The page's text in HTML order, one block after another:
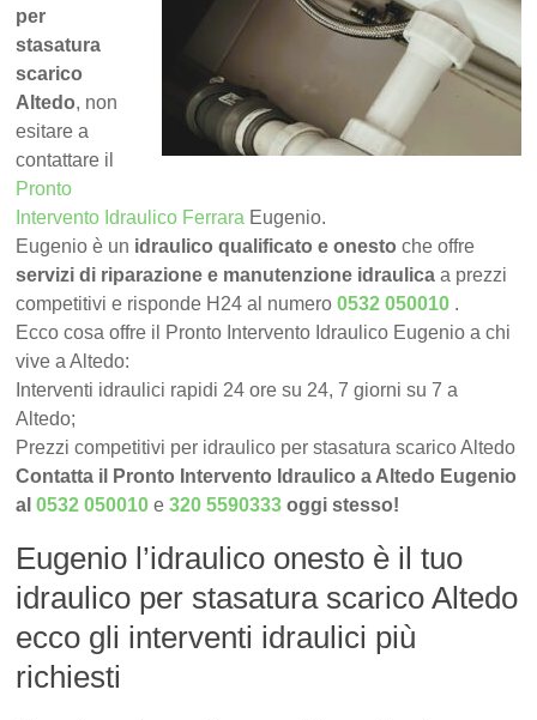
per
stasatura
scarico
Altedo, non
esitare a
contattare il
Pronto
Intervento Idraulico Ferrara Eugenio.
Eugenio è un idraulico qualificato e onesto che offre
servizi di riparazione e manutenzione idraulica a prezzi
competitivi e risponde H24 al numero0532 050010 .
Ecco cosa offre il Pronto Intervento Idraulico Eugenio a chi
vive a Altedo:
Interventi idraulici rapidi 24 ore su 24, 7 giorni su 7 a
Altedo;
Prezzi competitivi per idraulico per stasatura scarico Altedo
Contatta il Pronto Intervento Idraulico a Altedo Eugenio
al0532 050010 e320 5590333 oggi stesso!
Eugenio l’idraulico onesto è il tuo
idraulico per stasatura scarico Altedo
ecco gli interventi idraulici più
richiesti